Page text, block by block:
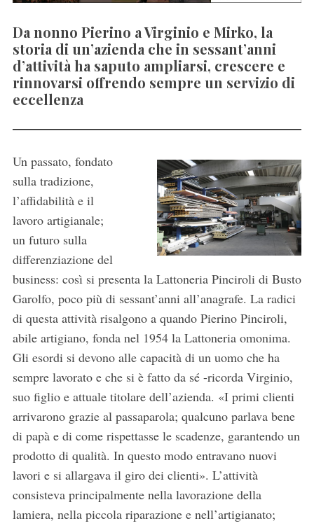
Da nonno Pierino a Virginio e Mirko, la
storia di un’azienda che in sessant’anni
d’attività ha saputo ampliarsi, crescere e
rinnovarsi offrendo sempre un servizio di
eccellenza
Un passato, fondato
sulla tradizione,
l’affidabilità e il
lavoro artigianale;
un futuro sulla
differenziazione del
business: così si presenta la Lattoneria Pinciroli di Busto
Garolfo, poco più di sessant’anni all’anagrafe. La radici
di questa attività risalgono a quando Pierino Pinciroli,
abile artigiano, fonda nel 1954 la Lattoneria omonima.
Gli esordi si devono alle capacità di un uomo che ha
sempre lavorato e che si è fatto da sé -ricorda Virginio,
suo figlio e attuale titolare dell’azienda. «I primi clienti
arrivarono grazie al passaparola; qualcuno parlava bene
di papà e di come rispettasse le scadenze, garantendo un
prodotto di qualità. In questo modo entravano nuovi
lavori e si allargava il giro dei clienti». L’attività
consisteva principalmente nella lavorazione della
lamiera, nella piccola riparazione e nell’artigianato;